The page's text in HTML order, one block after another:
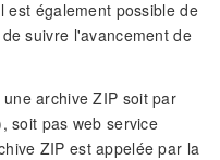
est également possible de
suivre l'avancement de
archive ZIP soit par
soit pas web service
ZIP est appelée par la